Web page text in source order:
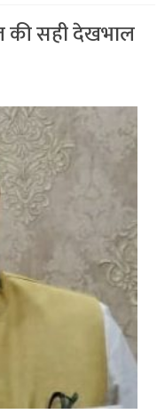
की सही देखभाल